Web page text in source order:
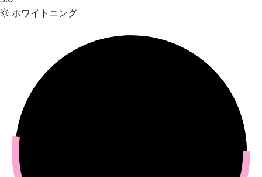
ホワイトニング